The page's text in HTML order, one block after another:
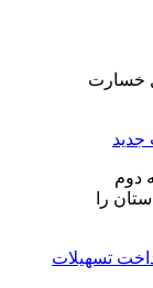
تسهیلات